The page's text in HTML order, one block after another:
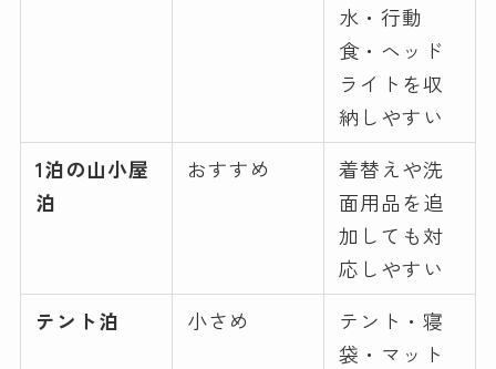
水・行動
食・ヘッド
ライトを収
納しやすい
1泊の山小屋
泊
おすすめ
着替えや洗
面用品を追
加しても対
応しやすい
テント泊
小さめ
テント・寝
袋・マット